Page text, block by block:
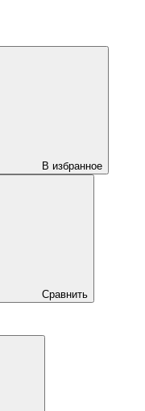
В избранное
Сравнить